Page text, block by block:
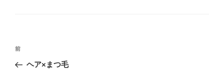
投
過
去
前
ヘア×まつ毛